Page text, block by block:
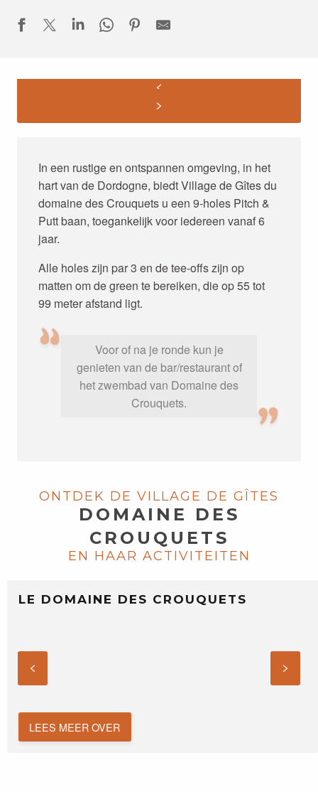
In een rustige en ontspannen omgeving, in het
hart van de Dordogne, biedt Village de Gîtes du
domaine des Crouquets u een 9-holes Pitch &
Putt baan, toegankelijk voor iedereen vanaf 6
jaar.
Alle holes zijn par 3 en de tee-offs zijn op
matten om de green te bereiken, die op 55 tot
99 meter afstand ligt.
Voor of na je ronde kun je
genieten van de bar/restaurant of
het zwembad van Domaine des
Crouquets.
ONTDEK DE VILLAGE DE GÎTES
DOMAINE DES
CROUQUETS
EN HAAR ACTIVITEITEN
LE DOMAINE DES CROUQUETS
LEES MEER OVER